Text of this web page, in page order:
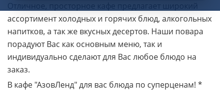
Отличное, просторное кафе предлагает широкий
ассортимент холодных и горячих блюд, алкогольных
напитков, а так же вкусных десертов. Наши повара
порадуют Вас как основным меню, так и
индивидуально сделают для Вас любое блюдо на
заказ.
В кафе "АзовЛенд" для вас блюда по суперценам! *